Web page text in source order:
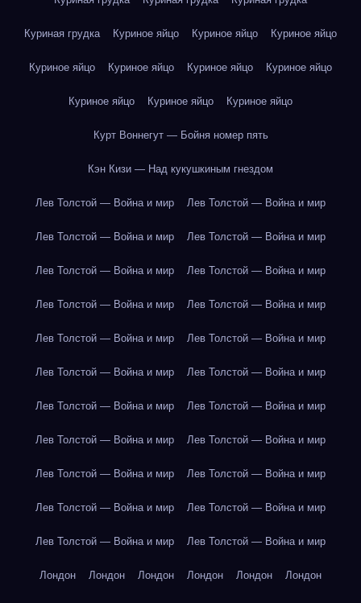
Куриная грудка Куриное яйцо Куриное яйцо Куриное яйцо
Куриное яйцо Куриное яйцо Куриное яйцо Куриное яйцо
Куриное яйцо Куриное яйцо Куриное яйцо
Курт Воннегут — Бойня номер пять
Кэн Кизи — Над кукушкиным гнездом
Лев Толстой — Война и мир Лев Толстой — Война и мир
Лев Толстой — Война и мир Лев Толстой — Война и мир
Лев Толстой — Война и мир Лев Толстой — Война и мир
Лев Толстой — Война и мир Лев Толстой — Война и мир
Лев Толстой — Война и мир Лев Толстой — Война и мир
Лев Толстой — Война и мир Лев Толстой — Война и мир
Лев Толстой — Война и мир Лев Толстой — Война и мир
Лев Толстой — Война и мир Лев Толстой — Война и мир
Лев Толстой — Война и мир Лев Толстой — Война и мир
Лев Толстой — Война и мир Лев Толстой — Война и мир
Лев Толстой — Война и мир Лев Толстой — Война и мир
Лондон Лондон Лондон Лондон Лондон Лондон